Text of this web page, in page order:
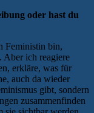
oder hast du
Feministin bin,
Aber ich reagiere
erkläre, was für
auch da wieder
gibt, sondern
zusammenfinden